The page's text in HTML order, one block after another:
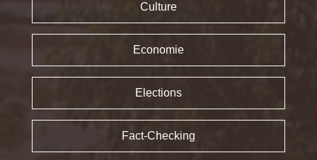
Culture
Economie
Elections
Fact-Checking